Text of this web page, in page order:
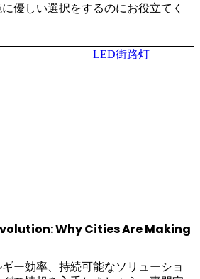
優しい選択をするのにお役立てく
Why Cities Are Making
ー効率、持続可能なソリューショ